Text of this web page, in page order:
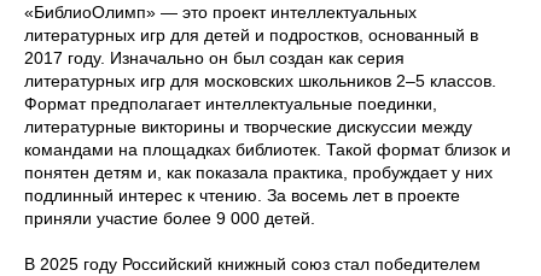
«БиблиоОлимп» — это проект интеллектуальных
литературных игр для детей и подростков, основанный в
2017 году. Изначально он был создан как серия
литературных игр для московских школьников 2–5 классов.
Формат предполагает интеллектуальные поединки,
литературные викторины и творческие дискуссии между
командами на площадках библиотек. Такой формат близок и
понятен детям и, как показала практика, пробуждает у них
подлинный интерес к чтению. За восемь лет в проекте
приняли участие более 9 000 детей.
В 2025 году Российский книжный союз стал победителем